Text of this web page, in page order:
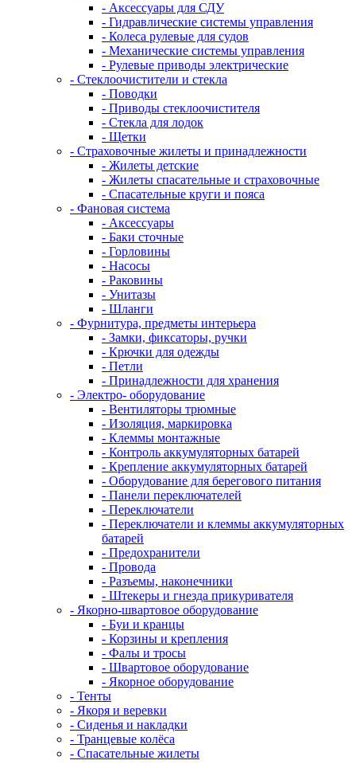
- Аксессуары для СДУ
- Гидравлические системы управления
- Колеса рулевые для судов
- Механические системы управления
- Рулевые приводы электрические
- Стеклоочистители и стекла
- Поводки
- Приводы стеклоочистителя
- Стекла для лодок
- Щетки
- Страховочные жилеты и принадлежности
- Жилеты детские
- Жилеты спасательные и страховочные
- Спасательные круги и пояса
- Фановая система
- Аксессуары
- Баки сточные
- Горловины
- Насосы
- Раковины
- Унитазы
- Шланги
- Фурнитура, предметы интерьера
- Замки, фиксаторы, ручки
- Крючки для одежды
- Петли
- Принадлежности для хранения
- Электро- оборудование
- Вентиляторы трюмные
- Изоляция, маркировка
- Клеммы монтажные
- Контроль аккумуляторных батарей
- Крепление аккумуляторных батарей
- Оборудование для берегового питания
- Панели переключателей
- Переключатели
- Переключатели и клеммы аккумуляторных
батарей
- Предохранители
- Провода
- Разъемы, наконечники
- Штекеры и гнезда прикуривателя
- Якорно-швартовое оборудование
- Буи и кранцы
- Корзины и крепления
- Фалы и тросы
- Швартовое оборудование
- Якорное оборудование
- Тенты
- Якоря и веревки
- Сиденья и накладки
- Транцевые колёса
- Спасательные жилеты